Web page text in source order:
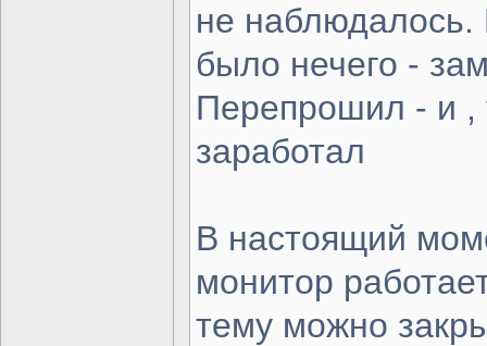
не наблюдалось.
было нечего -
Перепрошил - и ,
заработал
В настоящий
монитор
тему можно